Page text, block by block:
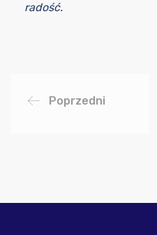
radość.
Poprzedni